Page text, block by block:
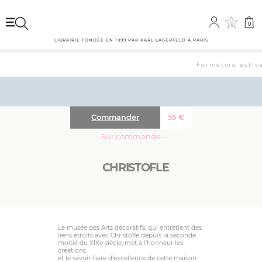
0 0
LIBRAIRIE FONDÉE EN 1999 PAR KARL LAGERFELD À PARIS
Fermeture
CHRISTOFLE
55 €
Commander
··· Sur commande ···
Le musée des Arts décoratifs, qui entretient des
liens étroits avec Christofle depuis la seconde
moitié du XIXe siècle, met à l’honneur les
créations
et le savoir-faire d’excellence de cette maison